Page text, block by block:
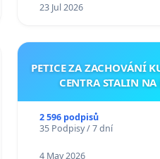
23 Jul 2026
PETICE ZA ZACHOVÁNÍ
CENTRA STALIN NA
2 596 podpisů
35 Podpisy / 7 dní
4 May 2026